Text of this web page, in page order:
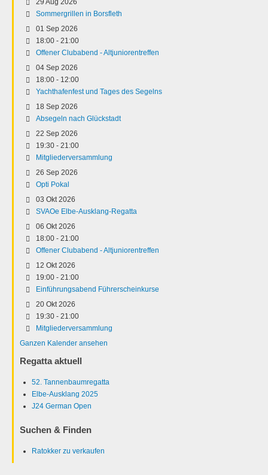
Sommergrillen in Borsfleth
01 Sep 2026
18:00 - 21:00
Offener Clubabend - Altjuniorentreffen
04 Sep 2026
18:00 - 12:00
Yachthafenfest und Tages des Segelns
18 Sep 2026
Absegeln nach Glückstadt
22 Sep 2026
19:30 - 21:00
Mitgliederversammlung
26 Sep 2026
Opti Pokal
03 Okt 2026
SVAOe Elbe-Ausklang-Regatta
06 Okt 2026
18:00 - 21:00
Offener Clubabend - Altjuniorentreffen
12 Okt 2026
19:00 - 21:00
Einführungsabend Führerscheinkurse
20 Okt 2026
19:30 - 21:00
Mitgliederversammlung
Ganzen Kalender ansehen
Regatta aktuell
52. Tannenbaumregatta
Elbe-Ausklang 2025
J24 German Open
Suchen & Finden
Ratokker zu verkaufen